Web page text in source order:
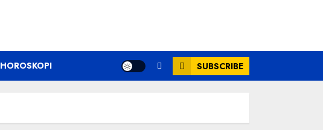
HOROSKOPI SUBSCRIBE